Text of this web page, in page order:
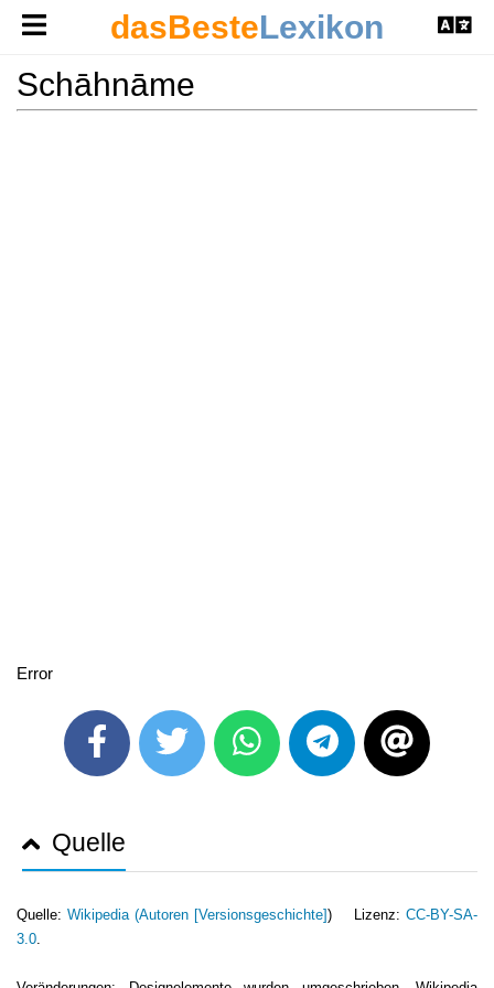
dasBesteLexikon
Schāhnāme
Error
Quelle
Quelle: Wikipedia (Autoren [Versionsgeschichte]) Lizenz: CC-BY-SA-
3.0.